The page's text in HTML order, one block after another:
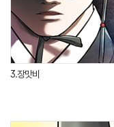
3.장맛비